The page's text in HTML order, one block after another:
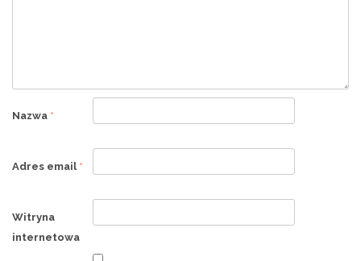
Nazwa *
Adres email *
Witryna
internetowa